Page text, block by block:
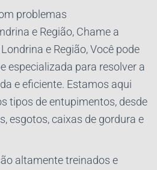
problemas
e Região, Chame a
e Região, Você pode
especializada para resolver a
e eficiente. Estamos aqui
tipos de entupimentos, desde
esgotos, caixas de gordura e
altamente treinados e